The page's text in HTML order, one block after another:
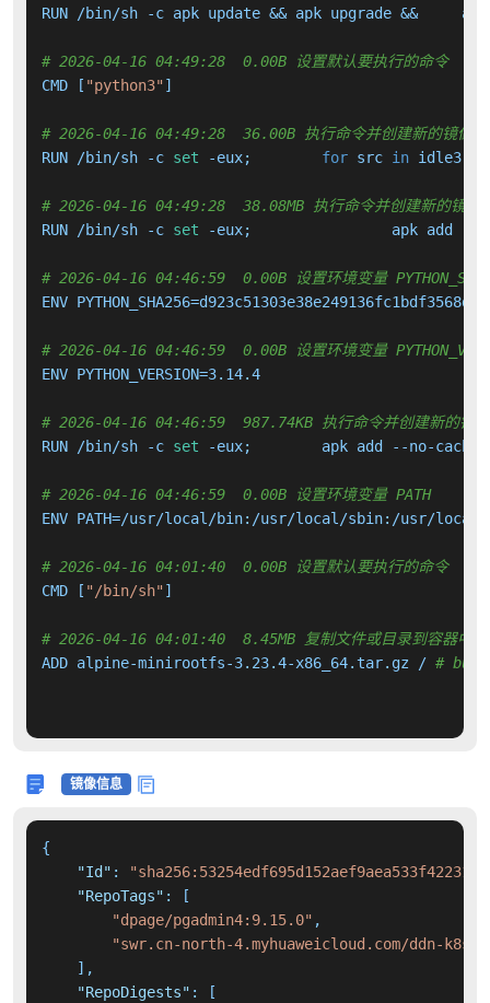
RUN /bin/sh -c apk update && apk
# 2026-04-16 04:49:28  0.00B 设置默认要执行的命令
CMD [ "python3" ]
# 2026-04-16 04:49:28  36.00B 执行命令并创建新的镜像层
RUN /bin/sh -c set for src in idle3
# 2026-04-16 04:49:28  38.08MB 执行命令并创建新的镜像
RUN /bin/sh -c set
# 2026-04-16 04:46:59  0.00B 设置环境变量
ENV
# 2026-04-16 04:46:59  0.00B 设置环境变量
ENV PYTHON_VERSION=3.14.4
# 2026-04-16 04:46:59  987.74KB 执行命令并创建新的镜
RUN /bin/sh -c set
# 2026-04-16 04:46:59  0.00B 设置环境变量 PATH
ENV PATH=/usr/local/bin:/usr/local/sbin:/usr/
# 2026-04-16 04:01:40  0.00B 设置默认要执行的命令
CMD [ "/bin/sh" ]
# 2026-04-16 04:01:40  8.45MB 复制文件或目录到容器中
ADD alpine-minirootfs-3.23.4-x86_64.tar.gz / #
镜像信息
{
"Id" :
"RepoTags" :
[
"dpage/pgadmin4:9.15.0" ,
"swr.cn-north-4.myhuaweicloud.com/ddn-
] ,
"RepoDigests" :
[